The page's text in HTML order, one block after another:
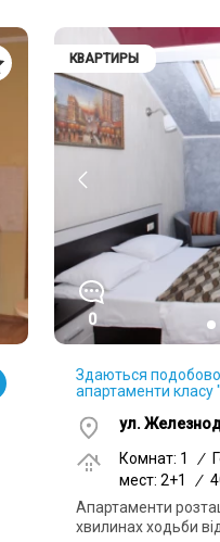
КВАРТИРЫ
0
Здаються подобово
апартаменти класу
ул.
Комнат: 1
/
мест: 2+1
/
Апартаменти
хвилинах ходьби